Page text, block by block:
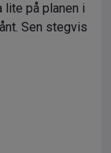
lite på planen i
Sen stegvis